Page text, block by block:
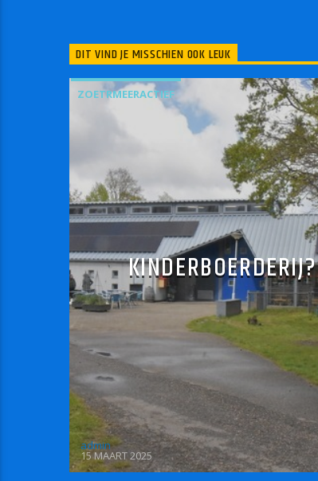
DIT VIND JE MISSCHIEN OOK LEUK
ZOETRMEERACTIEF
KINDERBOERDERIJ?
admin
15 MAART 2025